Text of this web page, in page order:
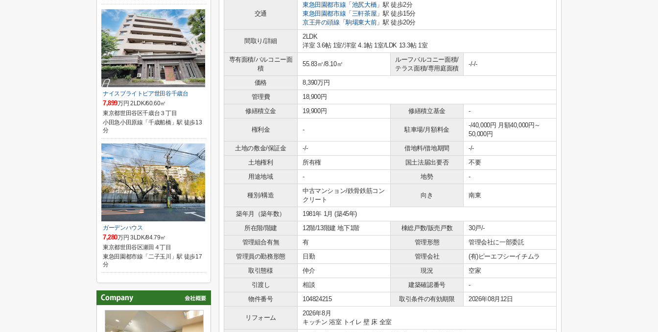
交通
東急田園都市線 「 池尻大橋」駅 徒歩2分
東急田園都市線 「 三軒茶屋 」駅 徒歩15分
京王井の頭線 「駒場東大前」駅 徒歩20分
間取り/詳細
2LDK
洋室 3.6帖 1室/洋室 4.1帖 1室/LDK 13.3帖 1室
専有面積/バルコニー面
積
55.83㎡/8.10㎡
ルーフバルコニー面積/
テラス面積/専用庭面積
-/-/-
価格
8,390万円
管理費
18,900円
修繕積立金
19,900円 修繕積立基金 -
権利金 - 駐車場/月額料金
-/40,000円 月額40,000円～
50,000円
土地の敷金/保証金
-/- 借地料/借地期間
-/-
土地権利
所有権 国土法届出要否
不要
用途地域
- 地勢 -
種別/構造
中古マンション/鉄骨鉄筋コン
クリート
向き 南東
築年月（築年数）
1981年 1月 (築45年)
所在階/階建
12階/13階建 地下1階 棟総戸数/販売戸数
30戸/-
管理組合有無
有 管理形態
管理会社に一部委託
管理員の勤務形態
日勤 管理会社
(有)ピーエフシーイチムラ
取引態様
仲介 現況
空家
引渡し
相談 建築確認番号
-
物件番号
104824215 取引条件の有効期限 2026年08月12日
リフォーム
2026年8月
キッチン 浴室 トイレ 壁 床 全室
ナイスブライトピア世田谷千歳台
7,899万円 2LDK/60.60㎡
東京都世田谷区千歳台３丁目
小田急小田原線「千歳船橋」駅 徒歩13
分
ガーデンハウス
7,280万円 3LDK/84.79㎡
東京都世田谷区瀬田４丁目
東急田園都市線「二子玉川」駅 徒歩17
分